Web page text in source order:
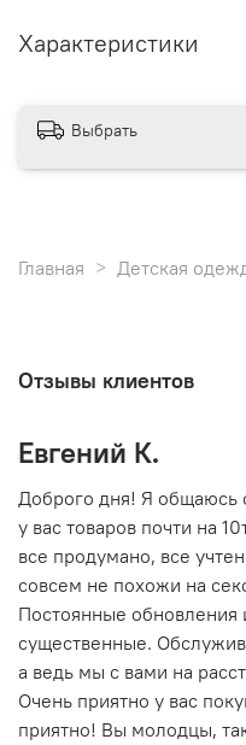
Характеристики
Выбрать
Главная Детская
Отзывы клиентов
Евгений К.
Доброго дня! Я общаюсь
у вас товаров почти на
все продумано, все
совсем не похожи на
Постоянные обновления
существенные.
а ведь мы с вами на
Очень приятно у вас
приятно! Вы молодцы,